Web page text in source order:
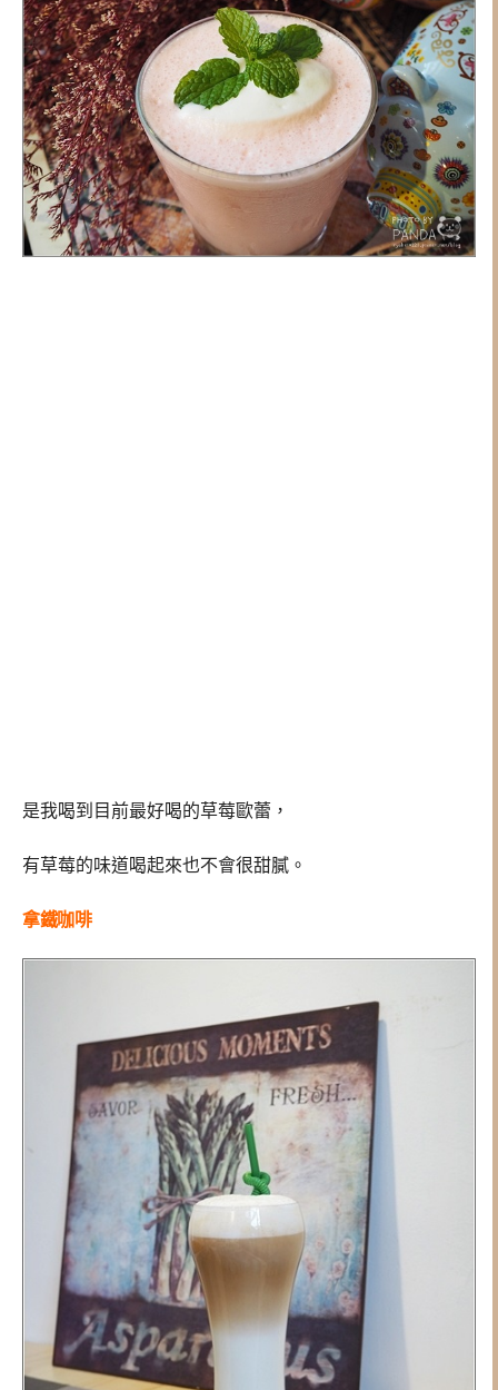
是我喝到目前最好喝的草莓歐蕾，
有草莓的味道喝起來也不會很甜膩。
拿鐵咖啡